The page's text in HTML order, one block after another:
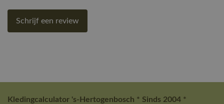
Schrijf een review
Kledingcalculator 's-Hertogenbosch * Sinds 2004 *